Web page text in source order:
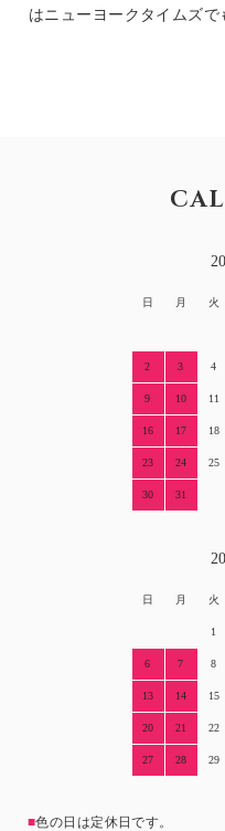
はニューヨークタイムズで
日 月 火
2 3 4
9 10 11
16 17 18
23 24 25
30 31
日 月 火
1
6 7 8
13 14 15
20 21 22
27 28 29
■色の日は定休日です。